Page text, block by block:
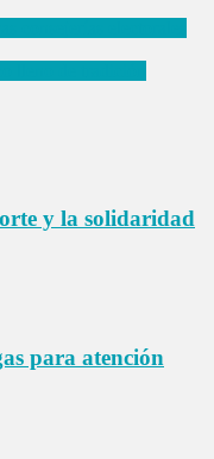
y la solidaridad
para atención